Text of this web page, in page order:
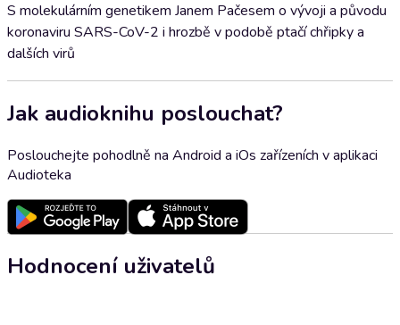
S molekulárním genetikem Janem Pačesem o vývoji a původu
koronaviru SARS-CoV-2 i hrozbě v podobě ptačí chřipky a
dalších virů
Jak audioknihu poslouchat?
Poslouchejte pohodlně na Android a iOs zařízeních v aplikaci
Audioteka
Hodnocení uživatelů